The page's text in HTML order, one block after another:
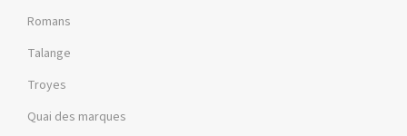
Romans
Talange
Troyes
Quai des marques